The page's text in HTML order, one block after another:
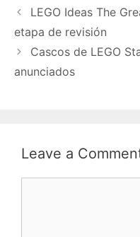
LEGO Ideas The
etapa de revisión
Cascos de LEGO
anunciados
Leave a